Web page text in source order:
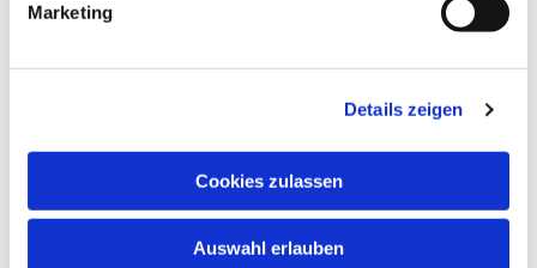
Marketing
Details zeigen
Cookies zulassen
Auswahl erlauben